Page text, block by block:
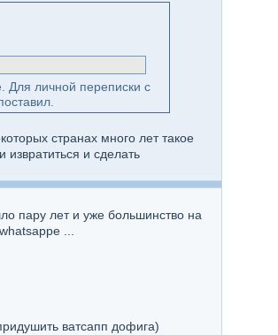
Для личной переписки с
странах много лет такое
и сделать
пару лет и уже большинство на
...
ватсапп дофига)